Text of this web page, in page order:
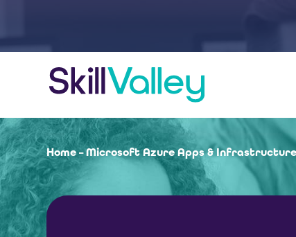
Home –Microsoft Azure Apps & Infrastructure